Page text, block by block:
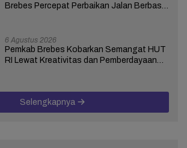
Brebes Percepat Perbaikan Jalan Berbasis
6 Agustus 2026
Pemkab Brebes Kobarkan Semangat HUT
RI Lewat Kreativitas dan Pemberdayaan
Selengkapnya